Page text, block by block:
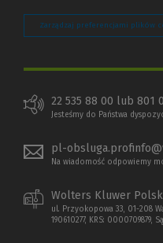
Zarządzaj preferencjami plików
22 535 88 00 lub 801
Jesteśmy do Państwa
pl-
Na wiadomość odpowiemy
Wolters Kluwer
ul. Przyokopowa 33, 01-208
190610277, KRS: 0000709879,